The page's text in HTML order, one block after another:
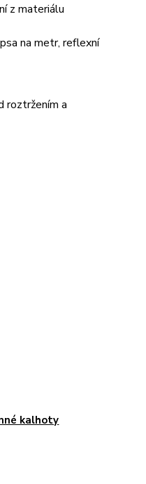
z materiálu
na metr, reflexní
roztržením a
kalhoty